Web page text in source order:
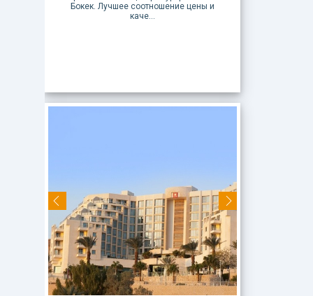
Бокек. Лучшее соотношение цены и
каче...